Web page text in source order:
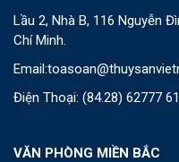
Lầu 2, Nhà B, 116 Nguyễn
Chí Minh.
Email:
Điện Thoại: (84.28) 62777
VĂN PHÒNG MIỀN BẮC